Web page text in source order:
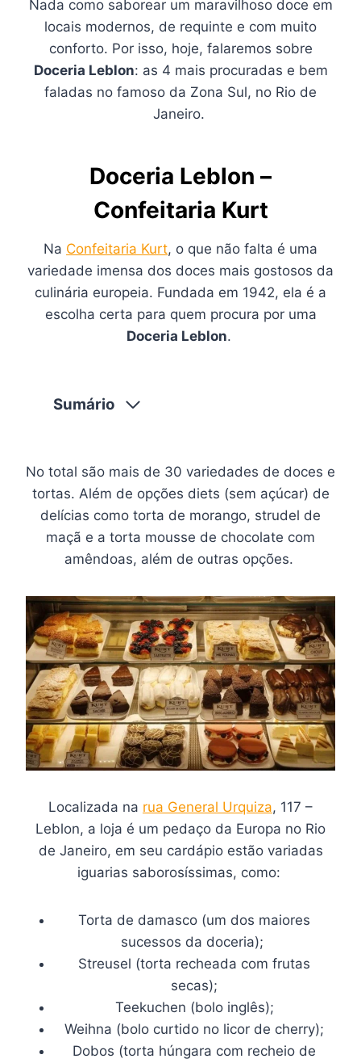
Nada como saborear um maravilhoso doce em
locais modernos, de requinte e com muito
conforto. Por isso, hoje, falaremos sobre
Doceria Leblon: as 4 mais procuradas e bem
faladas no famoso da Zona Sul, no Rio de
Janeiro.
Doceria Leblon –
Confeitaria Kurt
Na Confeitaria Kurt, o que não falta é uma
variedade imensa dos doces mais gostosos da
culinária europeia. Fundada em 1942, ela é a
escolha certa para quem procura por uma
Doceria Leblon.
Sumário
No total são mais de 30 variedades de doces e
tortas. Além de opções diets (sem açúcar) de
delícias como torta de morango, strudel de
maçã e a torta mousse de chocolate com
amêndoas, além de outras opções.
Localizada na rua General Urquiza, 117 –
Leblon, a loja é um pedaço da Europa no Rio
de Janeiro, em seu cardápio estão variadas
iguarias saborosíssimas, como:
Torta de damasco (um dos maiores
sucessos da doceria);
Streusel (torta recheada com frutas
secas);
Teekuchen (bolo inglês);
Weihna (bolo curtido no licor de cherry);
Dobos (torta húngara com recheio de